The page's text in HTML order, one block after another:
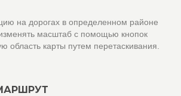
на дорогах в определенном районе
масштаб с помощью кнопок
область карты путем перетаскивания.